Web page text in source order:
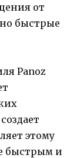
от
быстрые
Panoz
этому
быстрым и